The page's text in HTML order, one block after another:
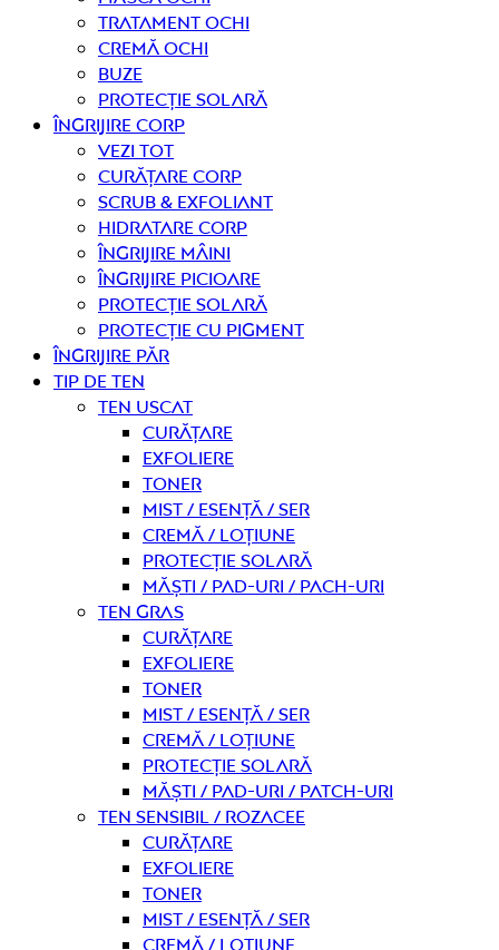
Tratament ochi
Cremă ochi
Buze
Protecție solară
Îngrijire CORP
Vezi tot
curățare corp
Scrub & exfoliant
Hidratare corp
Îngrijire mâini
Îngrijire picioare
Protecție solară
Protecție cu pigment
Îngrijire PĂR
TIP DE TEN
Ten uscat
curățare
Exfoliere
Toner
Mist / Esență / Ser
Cremă / Loțiune
Protecție solară
Măști / Pad-uri / Pach-uri
Ten gras
curățare
Exfoliere
Toner
Mist / Esență / Ser
Cremă / Loțiune
Protecție solară
Măști / Pad-uri / Patch-uri
Ten sensibil / rozacee
curățare
Exfoliere
Toner
Mist / Esență / Ser
Cremă / Loțiune